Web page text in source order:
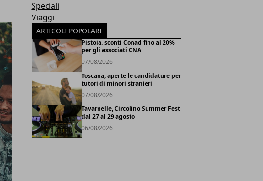
Speciali
Viaggi
ARTICOLI POPOLARI
Pistoia, sconti Conad fino al 20%
per gli associati CNA
07/08/2026
Toscana, aperte le candidature per
tutori di minori stranieri
07/08/2026
Tavarnelle, Circolino Summer Fest
dal 27 al 29 agosto
06/08/2026